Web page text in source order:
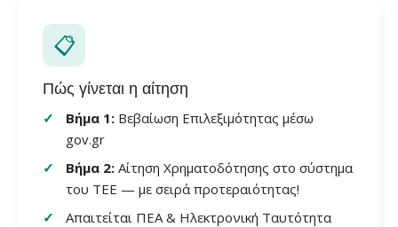
📋
Πώς γίνεται η αίτηση
Βήμα 1: Βεβαίωση Επιλεξιμότητας μέσω
gov.gr
Βήμα 2: Αίτηση Χρηματοδότησης στο σύστημα
του ΤΕΕ — με σειρά προτεραιότητας!
Απαιτείται ΠΕΑ & Ηλεκτρονική Ταυτότητα